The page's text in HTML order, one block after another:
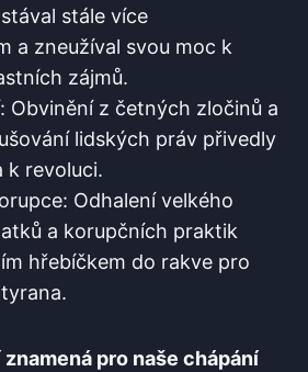
stále více
a zneužíval svou moc k
zájmů.
Obvinění z četných zločinů a
lidských práv přivedly
k revoluci.
Odhalení velkého
a korupčních praktik
hřebíčkem do rakve pro
pro naše chápání